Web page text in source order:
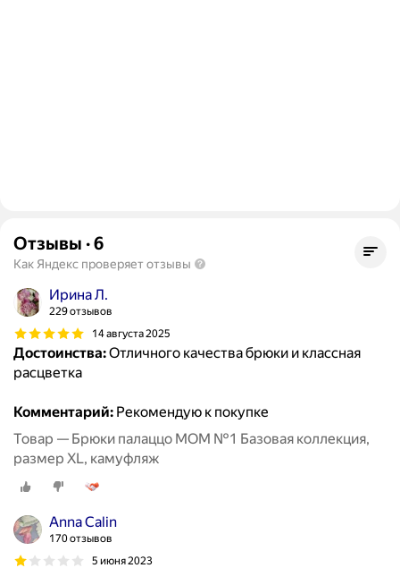
Отзывы ·6
Как Яндекс проверяет отзывы
Ирина Л.
229 отзывов
14 августа 2025
Достоинства:Отличного качества брюки и классная
расцветка
Комментарий: Рекомендую к покупке
Товар — Брюки палаццо MOM №1 Базовая коллекция,
размер XL, камуфляж
Anna Calin
170 отзывов
5 июня 2023